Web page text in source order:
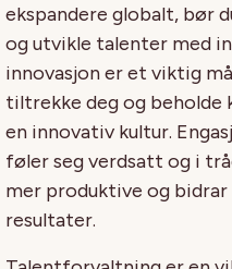
ekspandere globalt, bør
og utvikle talenter med
innovasjon er et viktig
tiltrekke deg og beholde
en innovativ kultur.
føler seg verdsatt og i
mer produktive og
resultater.